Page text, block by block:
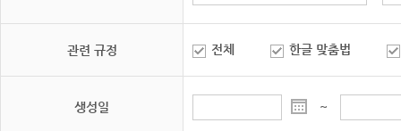
관련 규정 전체 한글 맞춤법
생성일 ~